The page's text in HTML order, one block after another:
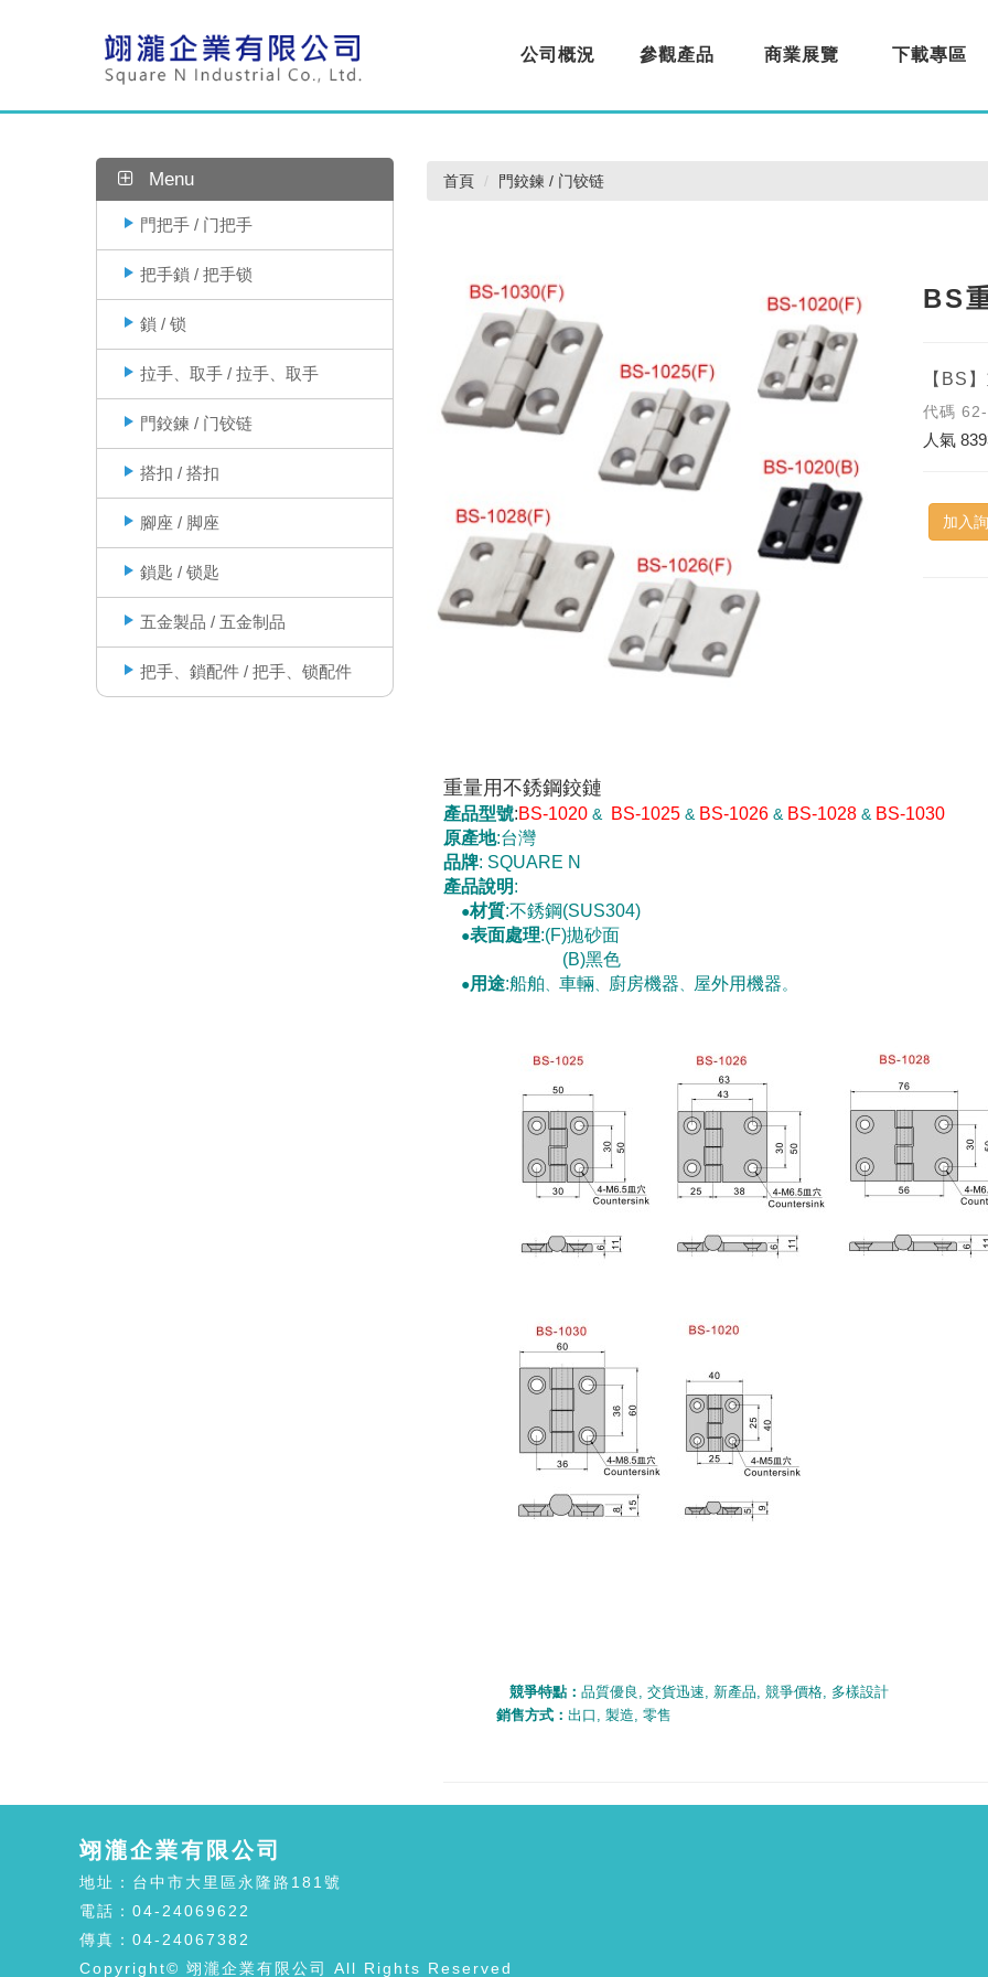
公司概況 參觀產品 商業展覽 下載專區
首頁 門鉸鍊 / 门铰链
BS
【BS
代碼
人氣
加入
重量用不銹鋼鉸鏈
產品型號:BS-1020 & BS-1025 & BS-1026 & BS-1028 & BS-1030
原產地:台灣
品牌: SQUARE N
產品說明:
●材質:不銹鋼(SUS304)
●表面處理:(F)拋砂面
(B)黑色
●用途:船舶、 車輛、 廚房機器、 屋外用機器。
競爭特點： 品質優良 , 交貨迅速, 新產品, 競爭價格, 多樣設計
銷售方式： 出口 , 製造, 零售
Menu
門把手 / 门把手
把手鎖 / 把手锁
鎖 / 锁
拉手、取手 / 拉手、取手
門鉸鍊 / 门铰链
搭扣 / 搭扣
腳座 / 脚座
鎖匙 / 锁匙
五金製品 / 五金制品
把手、鎖配件 / 把手、锁配件
翊瀧企業有限公司
地址：台中市大里區永隆路181號
電話：04-24069622
傳真：04-24067382
Copyright© 翊瀧企業有限公司 All Rights Reserved